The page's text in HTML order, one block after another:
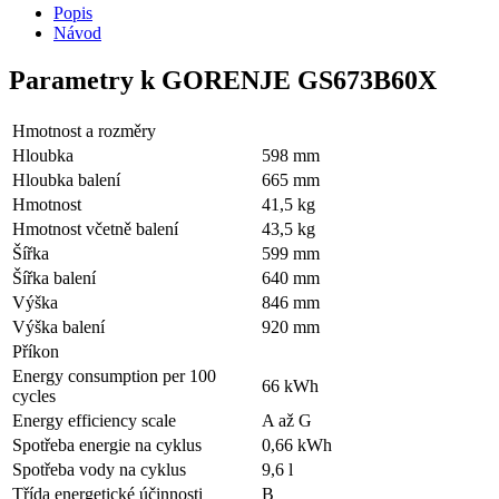
Popis
Návod
Parametry k GORENJE GS673B60X
Hmotnost a rozměry
Hloubka
598 mm
Hloubka balení
665 mm
Hmotnost
41,5 kg
Hmotnost včetně balení
43,5 kg
Šířka
599 mm
Šířka balení
640 mm
Výška
846 mm
Výška balení
920 mm
Příkon
Energy consumption per 100
cycles
66 kWh
Energy efficiency scale
A až G
Spotřeba energie na cyklus
0,66 kWh
Spotřeba vody na cyklus
9,6 l
Třída energetické účinnosti
B